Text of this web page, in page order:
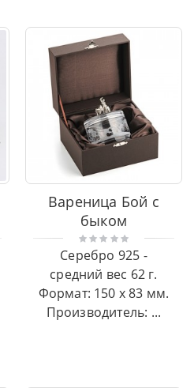
Вареница Бой с
быком
Серебро 925 -
средний вес 62 г.
Формат: 150 x 83 мм.
Производитель: ...